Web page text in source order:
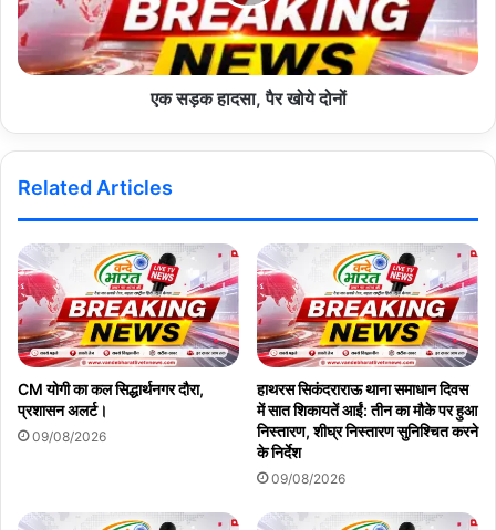
एक सड़क हादसा, पैर खोये दोनों
Related Articles
CM योगी का कल सिद्धार्थनगर दौरा,
प्रशासन अलर्ट।
09/08/2026
हाथरस सिकंदराराऊ थाना समाधान दिवस
में सात शिकायतें आईं: तीन का मौके पर हुआ
निस्तारण, शीघ्र निस्तारण सुनिश्चित करने
के निर्देश
09/08/2026